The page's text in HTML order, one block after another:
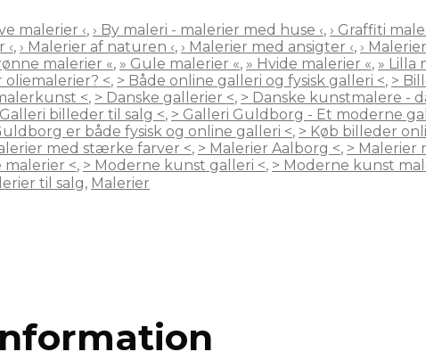
malerier ‹, › By maleri - malerier med huse ‹, › Graffiti
‹, › Malerier af naturen ‹, › Malerier med ansigter ‹, ›
malerier «, » Gule malerier «, » Hvide malerier «, » Lilla
<, > Både online galleri og fysisk galleri <, >
<, > Danske gallerier <, > Danske kunstmalere -
billeder til salg <, > Galleri Guldborg - Et moderne
er både fysisk og online galleri <, > Køb billeder
med stærke farver <, > Malerier Aalborg <, > Malerier
<, > Moderne kunst galleri <, > Moderne kunst
til salg, Malerier